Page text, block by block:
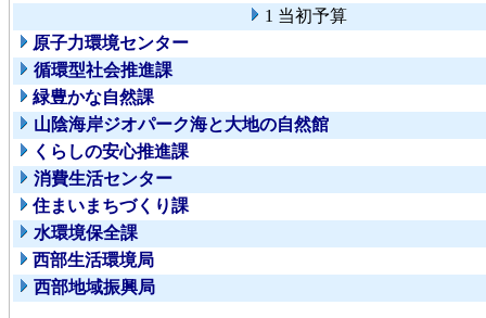
1 当初予算
原子力環境センター
循環型社会推進課
緑豊かな自然課
山陰海岸ジオパーク海と大地の自然館
くらしの安心推進課
消費生活センター
住まいまちづくり課
水環境保全課
西部生活環境局
西部地域振興局